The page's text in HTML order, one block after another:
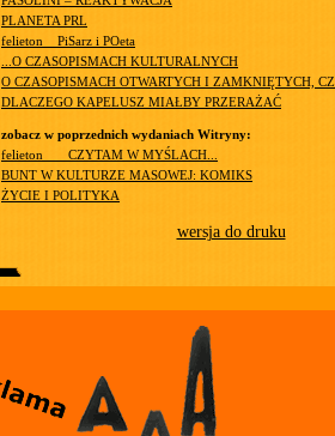
PLANETA PRL
felieton__PiSarz i POeta
...O CZASOPISMACH KULTURALNYCH
O CZASOPISMACH OTWARTYCH I ZAMKNIĘTYCH,
DLACZEGO KAPELUSZ MIAŁBY PRZERAŻAĆ
zobacz w poprzednich wydaniach Witryny:
felieton ___CZYTAM W MYŚLACH...
BUNT W KULTURZE MASOWEJ: KOMIKS
ŻYCIE I POLITYKA
wersja do druku